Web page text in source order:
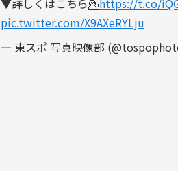
pic.twitter.com/X9AXeRYLju
— 東スポ 写真映像部